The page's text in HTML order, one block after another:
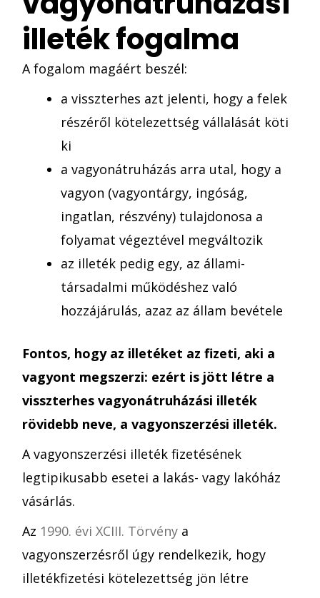
illeték fogalma
A fogalom magáért beszél:
a visszterhes azt jelenti, hogy a felek
részéről kötelezettség vállalását köti
ki
a vagyonátruházás arra utal, hogy a
vagyon (vagyontárgy, ingóság,
ingatlan, részvény) tulajdonosa a
folyamat végeztével megváltozik
az illeték pedig egy, az állami-
társadalmi működéshez való
hozzájárulás, azaz az állam bevétele
Fontos, hogy az illetéket az fizeti, aki a
vagyont megszerzi: ezért is jött létre a
visszterhes vagyonátruházási illeték
rövidebb neve, a vagyonszerzési illeték.
A vagyonszerzési illeték fizetésének
legtipikusabb esetei a lakás- vagy lakóház
vásárlás.
Az 1990. évi XCIII. Törvény a
vagyonszerzésről úgy rendelkezik, hogy
illetékfizetési kötelezettség jön létre